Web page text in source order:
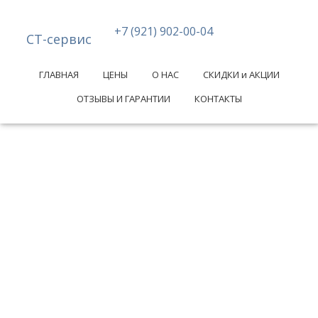
СТ-сервис +7 (921) 902-00-04
ГЛАВНАЯ ЦЕНЫ О НАС
СКИДКИ и АКЦИИ
ОТЗЫВЫ И ГАРАНТИИ
КОНТАКТЫ